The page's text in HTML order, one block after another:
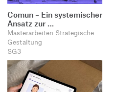
Comun – Ein systemischer
Ansatz zur …
Masterarbeiten Strategische
Gestaltung
SG3